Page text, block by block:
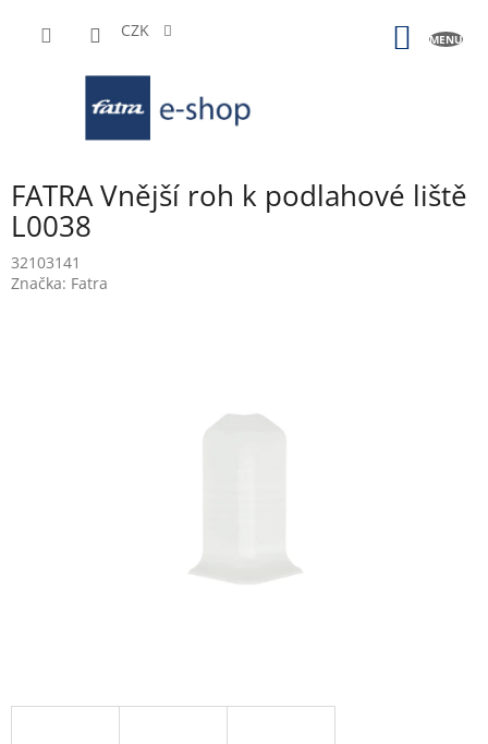
CZK
FATRA Vnější roh k podlahové liště
L0038
32103141
Značka: Fatra